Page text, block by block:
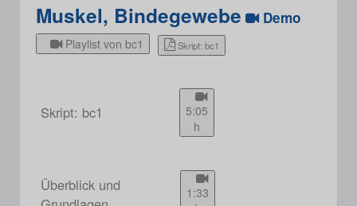
Muskel, Bindegewebe
Demo
Playlist von bc1 Skript: bc1
Skript: bc1
5:05
h
Überblick und
1:33